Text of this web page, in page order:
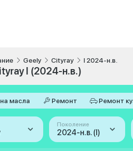
Geely Cityray I 2024-н.в.
I (2024-н.в.)
масла Ремонт Ремонт
Поколение
2024-н.в. (I)